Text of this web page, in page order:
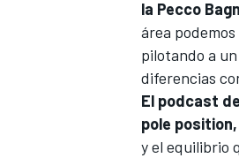
la Pecco
área
pilotando a
diferencias
El podcast
pole
y el equilibrio